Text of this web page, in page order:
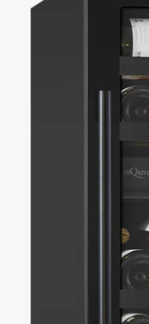
gleichzeitig optimal
Designs und
für eine schonende
von
individuell an Ihre Küche